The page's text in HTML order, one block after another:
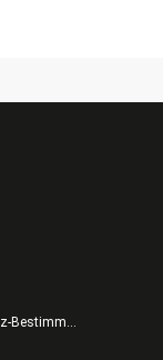
Datenschutz-Bestimmungen